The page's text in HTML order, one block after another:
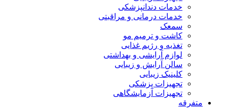
خدمات دندانپزشکی
خدمات درمانی و مراقبتی
سمعک
کاشت و ترمیم مو
تغذیه و رژیم غذایی
لوازم آرایشی و بهداشتی
سالن آرایش و زیبایی
کلینیک زیبایی
تجهیزات پزشکی
تجهیزات آزمایشگاهی
متفرقه